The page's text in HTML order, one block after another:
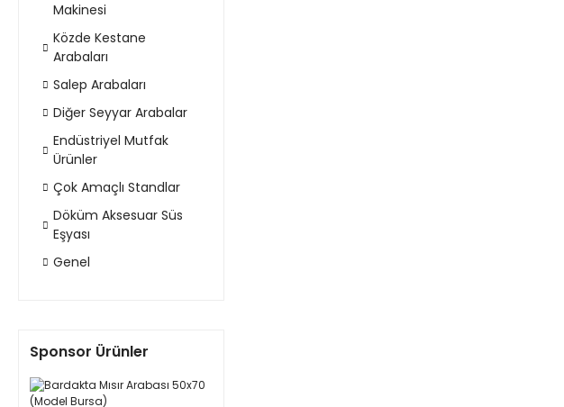
Makinesi
Közde Kestane
Arabaları
Salep Arabaları
Diğer Seyyar Arabalar
Endüstriyel Mutfak
Ürünler
Çok Amaçlı Standlar
Döküm Aksesuar Süs
Eşyası
Genel
Sponsor Ürünler